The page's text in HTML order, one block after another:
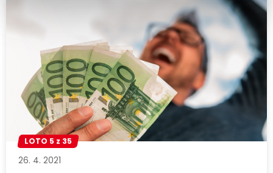
LOTO 5 z 35
26. 4. 2021